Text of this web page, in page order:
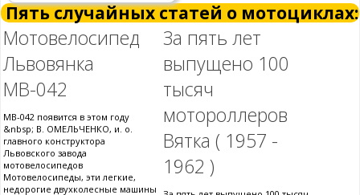
Пять случайных статей о мотоциклах:
Мотовелосипед
Львовянка
МВ-042
МВ-042 появится в этом году
&nbsp; В. ОМЕЛЬЧЕНКО, и. о.
главного конструктора
Львовского завода
мотовелосипедов
Мотовелосипеды, эти легкие,
недорогие двухколесные машины
За пять лет
выпущено 100
тысяч
мотороллеров
Вятка ( 1957 -
1962 )